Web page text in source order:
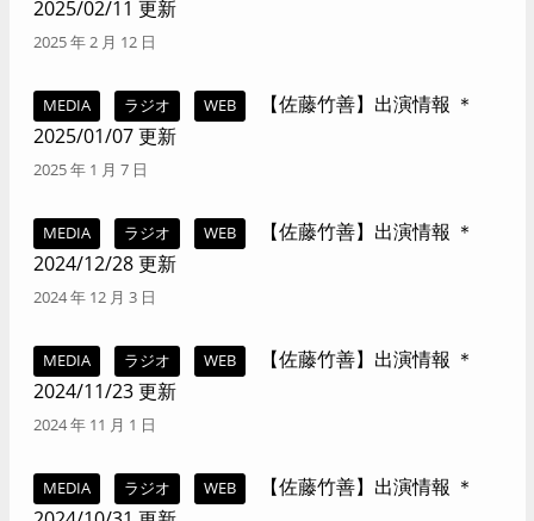
2025/02/11 更新
2025 年 2 月 12 日
MEDIA ラジオ WEB
【佐藤竹善】出演情報 ＊
2025/01/07 更新
2025 年 1 月 7 日
MEDIA ラジオ WEB
【佐藤竹善】出演情報 ＊
2024/12/28 更新
2024 年 12 月 3 日
MEDIA ラジオ WEB
【佐藤竹善】出演情報 ＊
2024/11/23 更新
2024 年 11 月 1 日
MEDIA ラジオ WEB
【佐藤竹善】出演情報 ＊